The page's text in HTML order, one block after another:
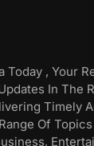
Today , Your
In The
Timely
Of